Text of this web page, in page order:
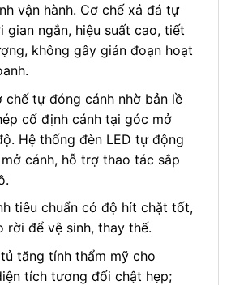
vận hành. Cơ chế xả đá tự
gian ngắn, hiệu suất cao, tiết
không gây gián đoạn hoạt
chế tự đóng cánh nhờ bản lề
cố định cánh tại góc mở
Hệ thống đèn LED tự động
cánh, hỗ trợ thao tác sắp
tiêu chuẩn có độ hít chặt tốt,
rời để vệ sinh, thay thế.
tăng tính thẩm mỹ cho
tích tương đối chật hẹp;